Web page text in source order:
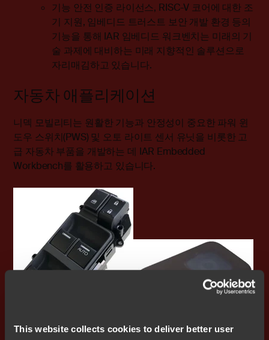
This website collects cookies to deliver better user
기능 안전 인증 라이선스, RISC-V 코어에 대한 조
기 지원, 임베디드 트러스트 보안 개발 환경 등의
기능을 통해 IAR 임베디드 워크벤치는 미래의 기
술 과제에 대비하는 미래 지향적인 솔루션으로
자리매김하고 있습니다.
자동차 애플리케이션
니덱 모빌리티는 원활한 기능과 안정성이 중요한 파워 윈
도우 스위치(PWS) 및 오토 라이트 센서 유닛을 비롯한 고
급 자동차 부품을 개발하는 데 IAR Embedded
Workbench를 활용하고 있습니다.